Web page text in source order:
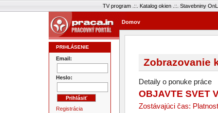
TV program.::. Katalog okien.::. Stavebniny
Domov
PRIHLÁSENIE
Email:
Heslo:
Registrácia
Zobrazovanie
Detaily o ponuke práce
OBJAVTE SVET
Zostávajúci čas: